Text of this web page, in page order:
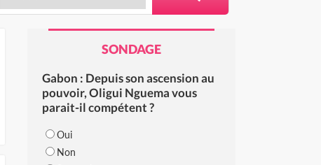
SONDAGE
Gabon : Depuis son ascension au
pouvoir, Oligui Nguema vous
parait-il compétent ?
Oui
Non